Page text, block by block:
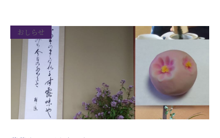
おしらせ